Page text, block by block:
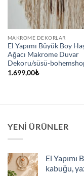
MAKROME DEKORLAR
El Yapımı Büyük Boy
Ağacı Makrome Duvar
Dekoru/süsü-
1.699,00₺
YENI ÜRÜNLER
El
kabuğu,